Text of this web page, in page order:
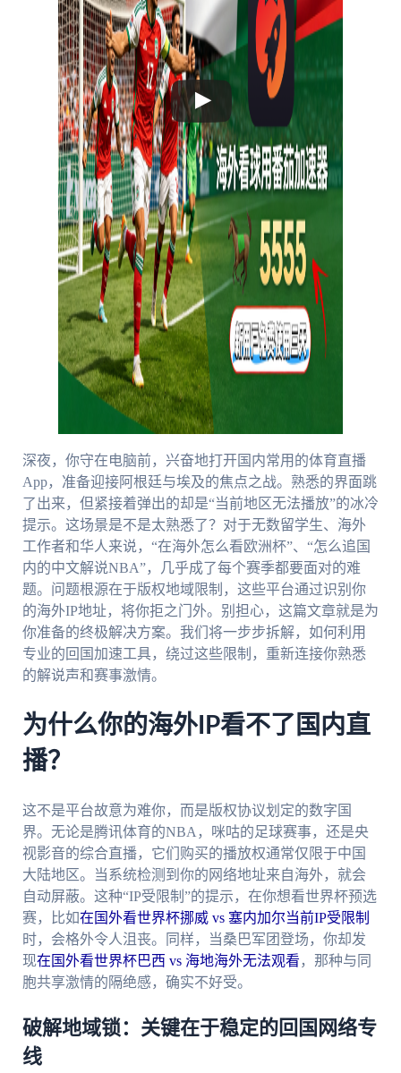
深夜，你守在电脑前，兴奋地打开国内常用的体育直播
App，准备迎接阿根廷与埃及的焦点之战。熟悉的界面跳
了出来，但紧接着弹出的却是“当前地区无法播放”的冰冷
提示。这场景是不是太熟悉了？对于无数留学生、海外
工作者和华人来说，“在海外怎么看欧洲杯”、“怎么追国
内的中文解说NBA”，几乎成了每个赛季都要面对的难
题。问题根源在于版权地域限制，这些平台通过识别你
的海外IP地址，将你拒之门外。别担心，这篇文章就是为
你准备的终极解决方案。我们将一步步拆解，如何利用
专业的回国加速工具，绕过这些限制，重新连接你熟悉
的解说声和赛事激情。
为什么你的海外IP看不了国内直
播？
这不是平台故意为难你，而是版权协议划定的数字国
界。无论是腾讯体育的NBA，咪咕的足球赛事，还是央
视影音的综合直播，它们购买的播放权通常仅限于中国
大陆地区。当系统检测到你的网络地址来自海外，就会
自动屏蔽。这种“IP受限制”的提示，在你想看世界杯预选
赛，比如在国外看世界杯挪威 vs 塞内加尔当前IP受限制
时，会格外令人沮丧。同样，当桑巴军团登场，你却发
现在国外看世界杯巴西 vs 海地海外无法观看 ，那种与同
胞共享激情的隔绝感，确实不好受。
破解地域锁：关键在于稳定的回国网络专
线